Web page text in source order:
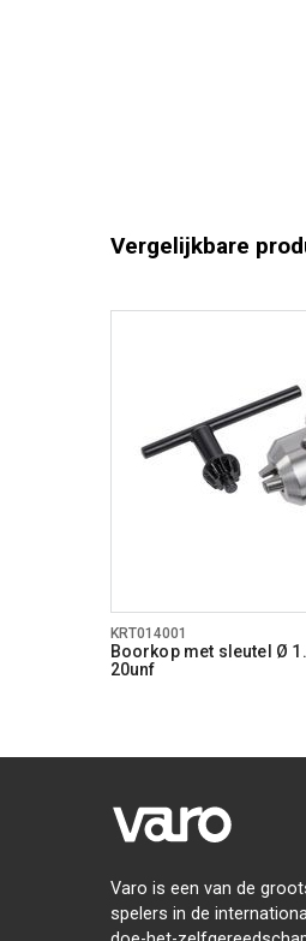
Vergelijkbare
KRT014001
Boorkop met sleutel Ø
20unf
Varo is een van de
spelers in de